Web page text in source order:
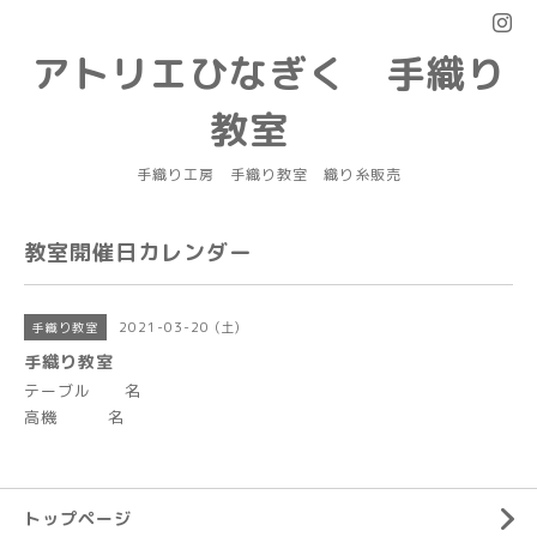
アトリエひなぎく 手織り
教室
手織り工房 手織り教室 織り糸販売
教室開催日カレンダー
手織り教室 2021-03-20 (土)
手織り教室
テーブル 名
高機 名
トップページ